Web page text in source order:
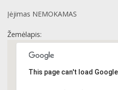
Įėjimas NEMOKAMAS
Žemėlapis:
This page can't load